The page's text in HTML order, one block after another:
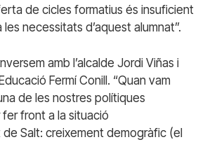
de cicles formatius és insuficient
necessitats d’aquest alumnat”.
amb l’alcalde Jordi Viñas i
Fermí Conill. “Quan vam
de les nostres polítiques
front a la situació
de Salt: creixement demogràfic (el